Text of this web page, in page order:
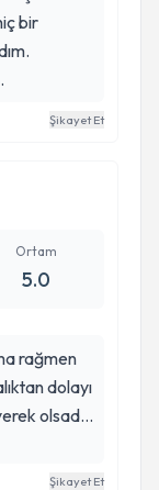
bir
Şikayet Et
Ortam
5.0
rağmen
dolayı
olsada.
Ablam
ha
Şikayet Et